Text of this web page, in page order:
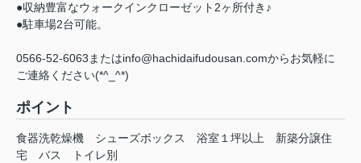
●収納豊富なウォークインクローゼット2ヶ所付き♪
●駐車場2台可能。
0566-52-6063またはinfo@hachidaifudousan.comからお気軽に
ご連絡ください(*^_^*)
ポイント
食器洗乾燥機 シューズボックス 浴室１坪以上
新築分譲住
宅
バス トイレ別